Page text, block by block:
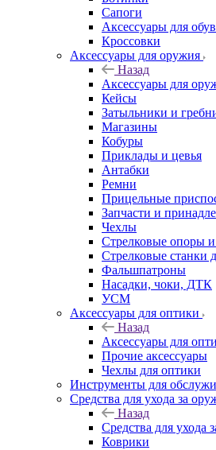
Сапоги
Аксессуары для
Кроссовки
Аксессуары для оружия
Назад
Аксессуары для
Кейсы
Затыльники и
Магазины
Кобуры
Приклады и цевья
Антабки
Ремни
Прицельные
Запчасти и
Чехлы
Стрелковые опоры
Стрелковые станки
Фальшпатроны
Насадки, чоки, ДТК
УСМ
Аксессуары для оптики
Назад
Аксессуары для
Прочие аксессуары
Чехлы для оптики
Инструменты для
Средства для ухода за
Назад
Средства для ухода
Коврики